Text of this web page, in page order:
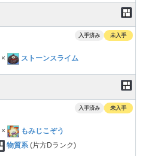
入手済み 未入手
× ストーンスライム
入手済み 未入手
×
もみじこぞう
物質系 (片方Dランク)